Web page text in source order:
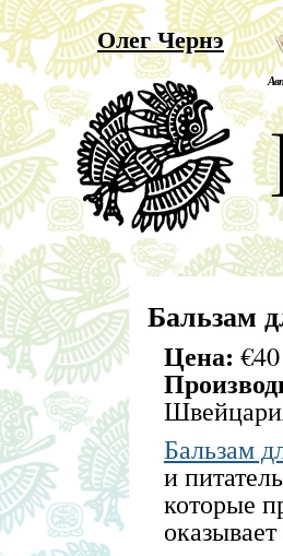
Олег Чернэ
Бальзам
Цена: €40
Бальзам
и
которые